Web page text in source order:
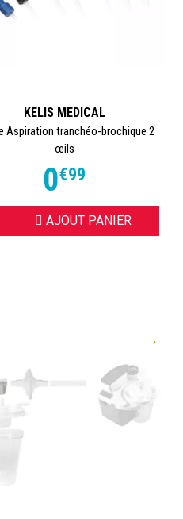
KELIS MEDICAL
Aspiration tranchéo-brochique 2
œils
0€99
AJOUT PANIER